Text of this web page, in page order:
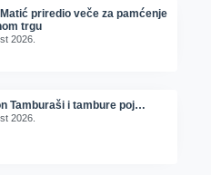
priredio veče za pamćenje
trgu
2026.
Tamburaši i tambure poj…
2026.